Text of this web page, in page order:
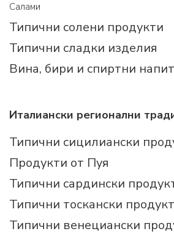
Салами
Типични солени продукти
Типични сладки изделия
Вина, бири и спиртни
Типични сицилиански
Продукти от Пуя
Типични сардински
Типични тоскански
Типични венециански